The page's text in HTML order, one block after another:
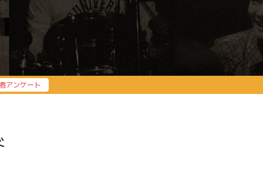
アンケート